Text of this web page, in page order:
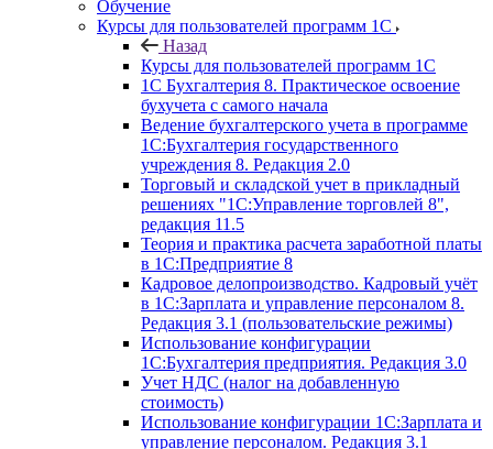
Обучение
Курсы для пользователей программ 1С
Назад
Курсы для пользователей программ 1С
1С Бухгалтерия 8. Практическое освоение
бухучета с самого начала
Ведение бухгалтерского учета в программе
1С:Бухгалтерия государственного
учреждения 8. Редакция 2.0
Торговый и складской учет в прикладный
решениях "1С:Управление торговлей 8",
редакция 11.5
Теория и практика расчета заработной платы
в 1С:Предприятие 8
Кадровое делопроизводство. Кадровый учёт
в 1С:Зарплата и управление персоналом 8.
Редакция 3.1 (пользовательские режимы)
Использование конфигурации
1С:Бухгалтерия предприятия. Редакция 3.0
Учет НДС (налог на добавленную
стоимость)
Использование конфигурации 1С:Зарплата и
управление персоналом. Редакция 3.1